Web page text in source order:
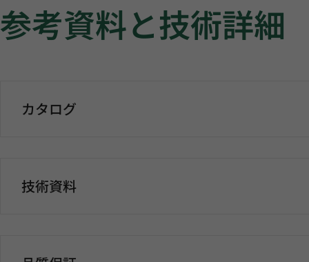
参考資料と技術詳細
カタログ
技術資料